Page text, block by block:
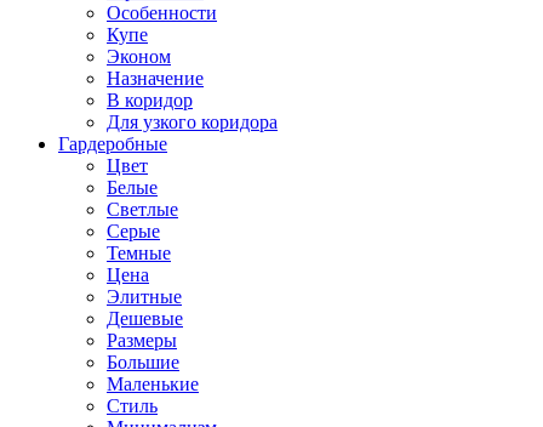
Особенности
Купе
Эконом
Назначение
В коридор
Для узкого коридора
Гардеробные
Цвет
Белые
Светлые
Серые
Темные
Цена
Элитные
Дешевые
Размеры
Большие
Маленькие
Стиль